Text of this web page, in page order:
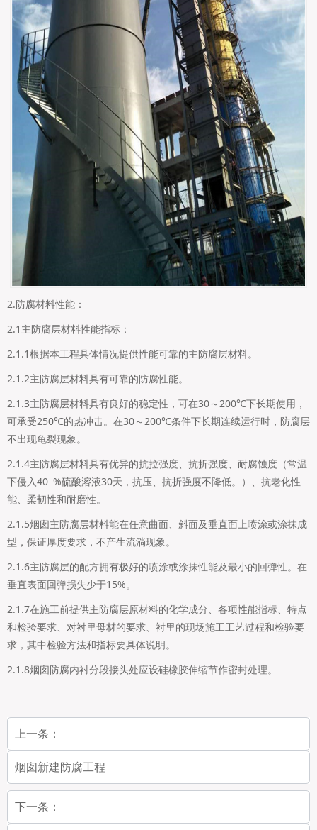
2.防腐材料性能：
2.1主防腐层材料性能指标：
2.1.1根据本工程具体情况提供性能可靠的主防腐层材料。
2.1.2主防腐层材料具有可靠的防腐性能。
2.1.3主防腐层材料具有良好的稳定性，可在30～200℃下长期使用，
可承受250℃的热冲击。在30～200℃条件下长期连续运行时，防腐层
不出现龟裂现象。
2.1.4主防腐层材料具有优异的抗拉强度、抗折强度、耐腐蚀度（常温
下侵入40 %硫酸溶液30天，抗压、抗折强度不降低。）、抗老化性
能、柔韧性和耐磨性。
2.1.5烟囱主防腐层材料能在任意曲面、斜面及垂直面上喷涂或涂抹成
型，保证厚度要求，不产生流淌现象。
2.1.6主防腐层的配方拥有极好的喷涂或涂抹性能及最小的回弹性。在
垂直表面回弹损失少于15%。
2.1.7在施工前提供主防腐层原材料的化学成分、各项性能指标、特点
和检验要求、对衬里母材的要求、衬里的现场施工工艺过程和检验要
求，其中检验方法和指标要具体说明。
2.1.8烟囱防腐内衬分段接头处应设硅橡胶伸缩节作密封处理。
上一条：
烟囱新建防腐工程
下一条：